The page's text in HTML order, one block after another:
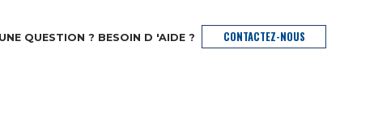
UNE QUESTION ? BESOIN D 'AIDE ? CONTACTEZ-NOUS